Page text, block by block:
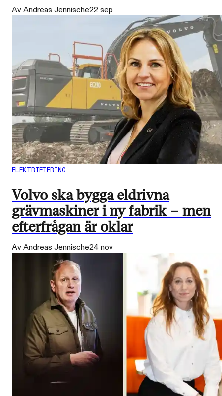
Av Andreas Jennische22 sep
ELEKTRIFIERING
Volvo ska bygga eldrivna
grävmaskiner i ny fabrik – men
efterfrågan är oklar
Av Andreas Jennische24 nov